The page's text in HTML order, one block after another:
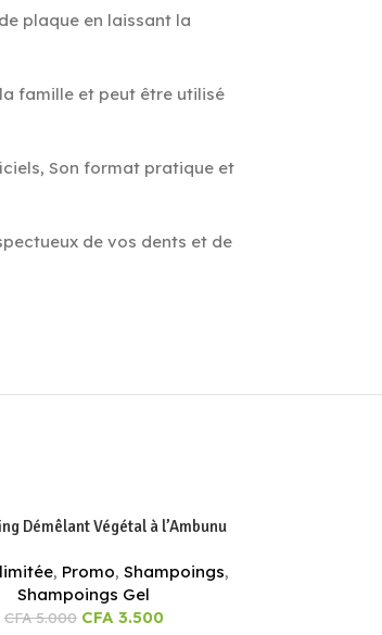
plaque en laissant la
famille et peut être utilisé
Son format pratique et
de vos dents et de
Démêlant Végétal à l’Ambunu
, Promo,Shampoings,
Shampoings Gel
CFA5.000 CFA3.500